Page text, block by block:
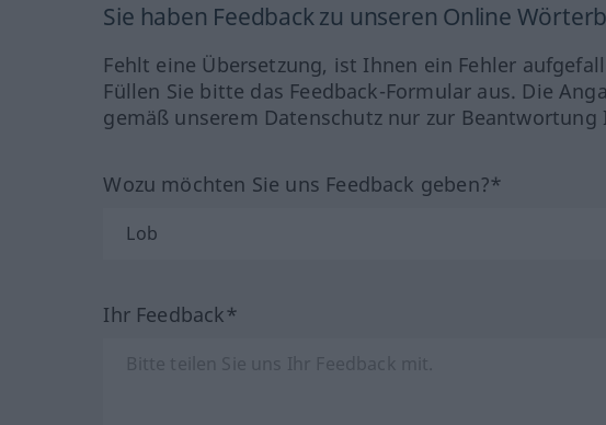
Sie haben Feedback zu unseren Online
Fehlt eine Übersetzung, ist Ihnen ein Fehler
Füllen Sie bitte das Feedback-Formular aus. Die
gemäß unserem Datenschutz nur zur Beantwortung
Wozu möchten Sie uns Feedback geben?*
Ihr Feedback*